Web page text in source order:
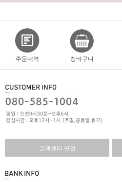
주문내역 장바구니
고객센터 연결